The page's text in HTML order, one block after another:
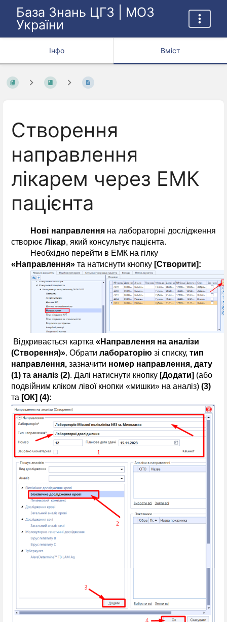
База Знань ЦГЗ | МОЗ
України
Інфо Вміст
Створення
направлення
лікарем через ЕМК
пацієнта
Нові направлення на лабораторні дослідження
створює Лікар, який консультує пацієнта.
Необхідно перейти в ЕМК на гілку
«Направлення» та натиснути кнопку [Створити]:
Відкривається картка «Направлення на аналізи
(Створення)». Обрати лабораторію зі списку, тип
направлення, зазначити номер направлення, дату
(1) та аналіз (2). Далі натиснути кнопку [Додати] (або
подвійним кліком лівої кнопки «мишки» на аналіз) (3)
та [ОК] (4):